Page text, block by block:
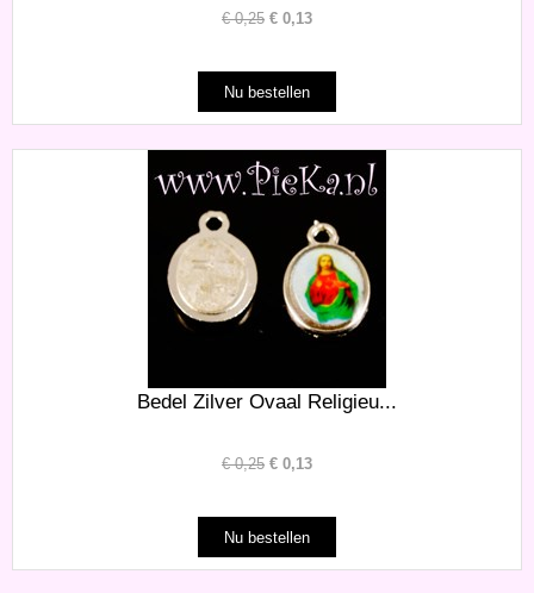
€0,25 € 0,13
Bedel Zilver Ovaal Religieu...
€0,25 € 0,13